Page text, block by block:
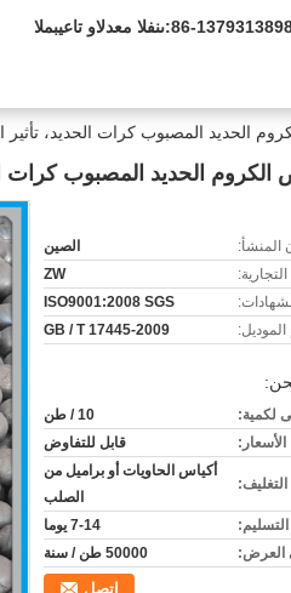
المبيعات والدعم الفنى:86-
الحديد المصبوب كرات الحديد،
الكروم الحديد المصبوب كرات
المنشأ:
الصين
ZW
ISO9001:2008 SGS
GB / T 17445-2009
لكمية:
10 / طن
الأسعار:
قابل للتفاوض
أكياس الحاويات أو براميل من
الصلب
7-14 يوما
العرض:
50000 طن / سنة
اتصل